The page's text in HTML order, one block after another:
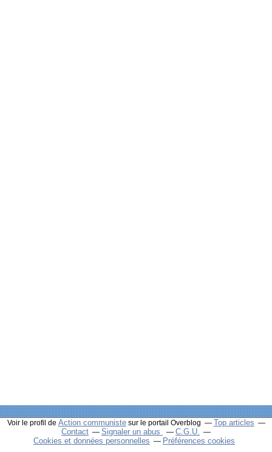
Voir le profil de Action communistesur le portail Overblog
Top articles
Contact
Signaler un abus
C.G.U.
Cookies et données personnelles
Préférences cookies